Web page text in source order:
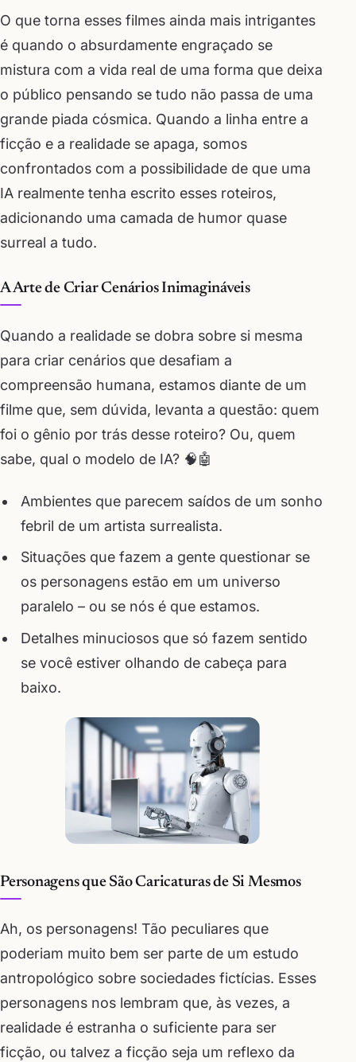
O que torna esses filmes ainda mais intrigantes
é quando o absurdamente engraçado se
mistura com a vida real de uma forma que deixa
o público pensando se tudo não passa de uma
grande piada cósmica. Quando a linha entre a
ficção e a realidade se apaga, somos
confrontados com a possibilidade de que uma
IA realmente tenha escrito esses roteiros,
adicionando uma camada de humor quase
surreal a tudo.
A Arte de Criar Cenários Inimagináveis
Quando a realidade se dobra sobre si mesma
para criar cenários que desafiam a
compreensão humana, estamos diante de um
filme que, sem dúvida, levanta a questão: quem
foi o gênio por trás desse roteiro? Ou, quem
sabe, qual o modelo de IA? 🧠🤖
Ambientes que parecem saídos de um sonho
febril de um artista surrealista.
Situações que fazem a gente questionar se
os personagens estão em um universo
paralelo – ou se nós é que estamos.
Detalhes minuciosos que só fazem sentido
se você estiver olhando de cabeça para
baixo.
Personagens que São Caricaturas de Si Mesmos
Ah, os personagens! Tão peculiares que
poderiam muito bem ser parte de um estudo
antropológico sobre sociedades fictícias. Esses
personagens nos lembram que, às vezes, a
realidade é estranha o suficiente para ser
ficção, ou talvez a ficção seja um reflexo da